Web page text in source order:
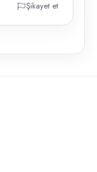
Şikayet et